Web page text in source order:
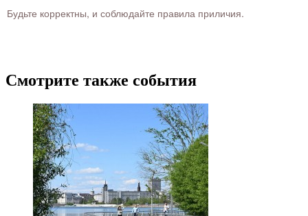
Будьте корректны, и соблюдайте правила приличия.
Смотрите также события